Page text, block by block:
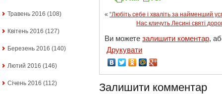
Травень 2016 (108)
Квітень 2016 (127)
Березень 2016 (140)
Лютий 2016 (146)
Січень 2016 (112)
« “Любіть себе і хваліть за найменший
Нас кличуть Лесині святі
Ви можете залишити коментар,
Друкувати
Залишити комментар